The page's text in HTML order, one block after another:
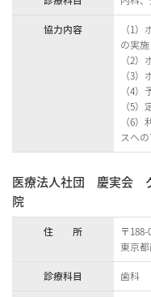
協力内容
（1
の実施
（2
（3
（4
（5
（6
スへ
医療法人社団 慶実会
院
住 所
〒188-
東京
診療科目
歯科